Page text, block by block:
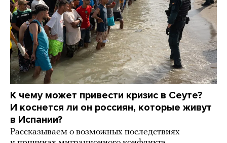
К чему может привести кризис в Сеуте?
И коснется ли он россиян, которые живут
в Испании?
Рассказываем о возможных последствиях